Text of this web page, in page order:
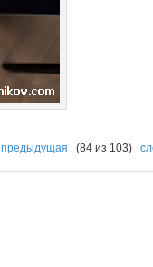
предыдущая (84 из 103)